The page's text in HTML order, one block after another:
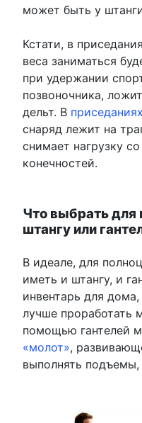
может быть у
Кстати, в
веса заниматься
при удержании
позвоночника,
дельт. В
снаряд лежит на
снимает нагрузку
конечностей.
Что выбрать для
штангу или
В идеале, для
иметь и штангу, и
инвентарь для дома,
лучше проработать
помощью гантелей
«молот»,
выполнять подъемы,